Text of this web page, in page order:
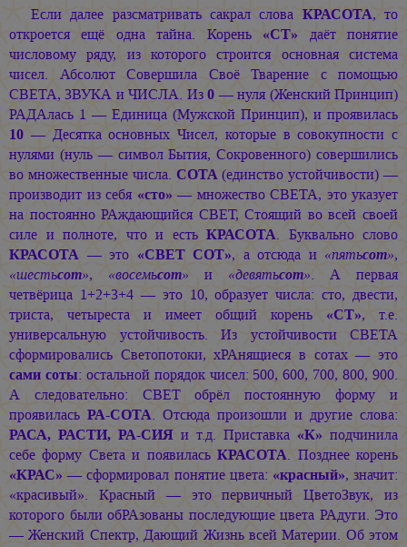
Если далее разсматривать сакрал слова КРАСОТА, то
откроется ещё одна тайна. Корень «СТ» даёт понятие
числовому ряду, из которого строится основная система
чисел. Абсолют Совершила Своё Тварение с помощью
СВЕТА, ЗВУКА и ЧИСЛА. Из0 — нуля (Женский Принцип)
РАДАлась 1 — Единица (Мужской Принцип), и проявилась
10 — Десятка основных Чисел, которые в совокупности с
нулями (нуль — символ Бытия, Сокровенного) совершились
во множественные числа. СОТА(единство устойчивости) —
производит из себя «сто» — множество СВЕТА, это указует
на постоянно РАждающийся СВЕТ, Стоящий во всей своей
силе и полноте, что и есть КРАСОТА. Буквально слово
КРАСОТА — это «СВЕТ СОТ», а отсюда и «пятьсот»,
«шестьсот», «восемьсот» и «девятьсот». А первая
четвёрица 1+2+3+4 — это 10, образует числа: сто, двести,
триста, четыреста и имеет общий корень «СТ», т.е.
универсальную устойчивость. Из устойчивости СВЕТА
сформировались Светопотоки, хРАнящиеся в сотах — это
сами соты: остальной порядок чисел: 500, 600, 700, 800, 900.
А следовательно: СВЕТ обрёл постоянную форму и
проявилась РА-СОТА. Отсюда произошли и другие слова:
РАСА, РАСТИ, РА-СИЯ и т.д. Приставка «К» подчинила
себе форму Света и появиласьКРАСОТА. Позднее корень
«КРАС» — сформировал понятие цвета: «красный», значит:
«красивый». Красный — это первичный ЦветоЗвук, из
которого были обРАзованы последующие цвета РАдуги. Это
— Женский Спектр, Дающий Жизнь всей Материи. Об этом